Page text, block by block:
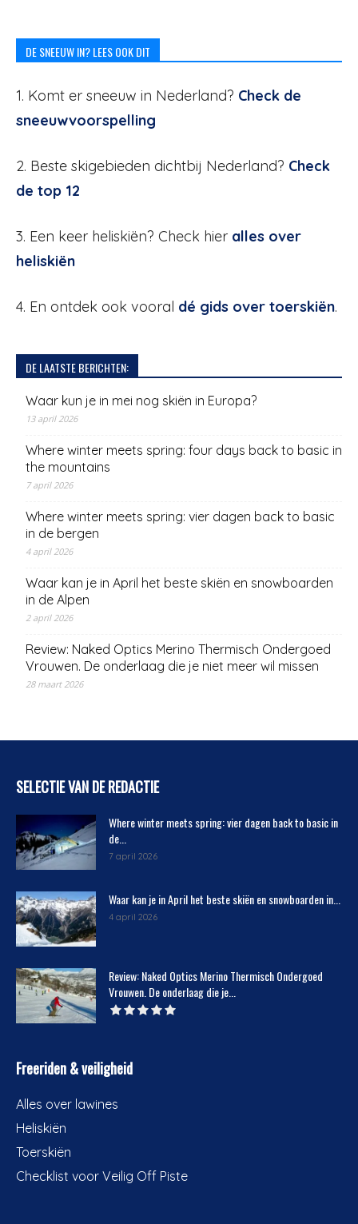
DE SNEEUW IN? LEES OOK DIT
1. Komt er sneeuw in Nederland? Check de
sneeuwvoorspelling
2. Beste skigebieden dichtbij Nederland? Check
de top 12
3. Een keer heliskiën? Check hier alles over
heliskiën
4. En ontdek ook vooral dé gids over toerskiën.
DE LAATSTE BERICHTEN:
Waar kun je in mei nog skiën in Europa?
13 april 2026
Where winter meets spring: four days back to basic in
the mountains
7 april 2026
Where winter meets spring: vier dagen back to basic
in de bergen
4 april 2026
Waar kan je in April het beste skiën en snowboarden
in de Alpen
2 april 2026
Review: Naked Optics Merino Thermisch Ondergoed
Vrouwen. De onderlaag die je niet meer wil missen
28 maart 2026
SELECTIE VAN DE REDACTIE
Where winter meets spring: vier dagen back to basic in
de...
7 april 2026
Waar kan je in April het beste skiën en snowboarden in...
4 april 2026
Review: Naked Optics Merino Thermisch Ondergoed
Vrouwen. De onderlaag die je...
Freeriden & veiligheid
Alles over lawines
Heliskiën
Toerskiën
Checklist voor Veilig Off Piste